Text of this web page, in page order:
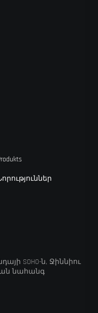
SOHO-ն, Ջիննիու
նահանգ